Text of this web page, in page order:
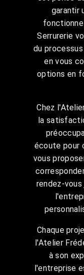
garantir
Serrurerie
du
en vous
options en
Chez
la
écoute pour
vous
rendez-vous
Chaque
l'Atelier
à son
l'entreprise